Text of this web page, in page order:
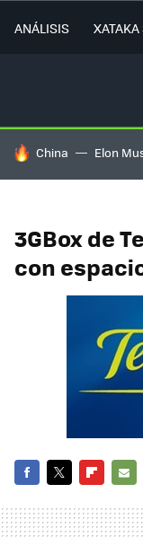
ANÁLISIS XATAKA
HOY SE HABLA DE
China Elon
3GBox de
con
MAIL